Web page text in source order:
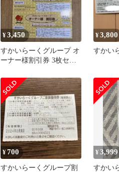
¥3,450
すかいらーくグループ オ
ーナー様割引券 3枚セッ
¥3,800
すかい
¥700
すかいらーくグループ割
¥3,999
すかい